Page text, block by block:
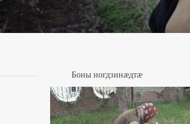
Боны ногдзинæдтæ